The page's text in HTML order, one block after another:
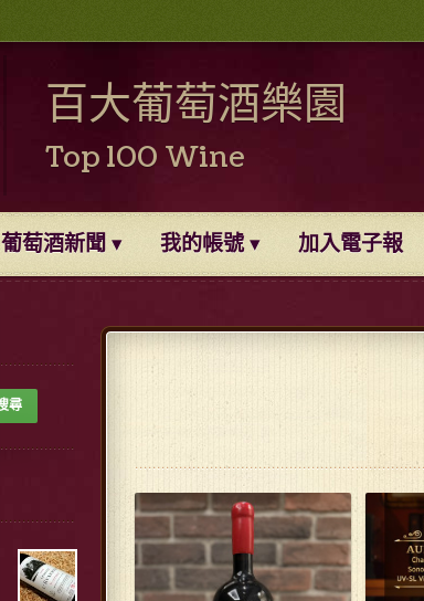
百大葡萄酒樂園
Top 100 Wine
葡萄酒新聞 我的帳號 加入電子報